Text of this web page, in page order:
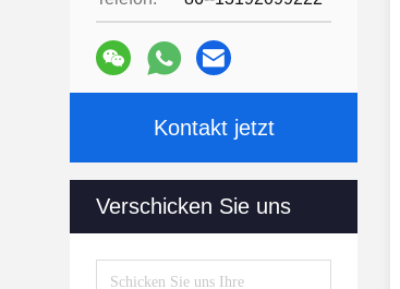
Kontakt jetzt
Verschicken Sie uns